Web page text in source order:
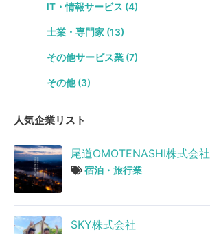
IT・情報サービス (4)
士業・専門家 (13)
その他サービス業 (7)
その他 (3)
人気企業リスト
尾道OMOTENASHI株式会社
宿泊・旅行業
SKY株式会社